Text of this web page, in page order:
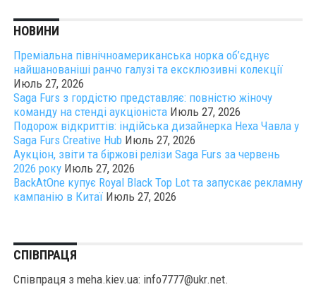
НОВИНИ
Преміальна північноамериканська норка об’єднує
найшанованіші ранчо галузі та ексклюзивні колекції
Июль 27, 2026
Saga Furs з гордістю представляє: повністю жіночу
команду на стенді аукціоніста Июль 27, 2026
Подорож відкриттів: індійська дизайнерка Неха Чавла у
Saga Furs Creative Hub Июль 27, 2026
Аукціон, звіти та біржові релізи Saga Furs за червень
2026 року Июль 27, 2026
BackAtOne купує Royal Black Top Lot та запускає рекламну
кампанію в Китаї Июль 27, 2026
СПІВПРАЦЯ
Співпраця з meha.kiev.ua: info7777@ukr.net.